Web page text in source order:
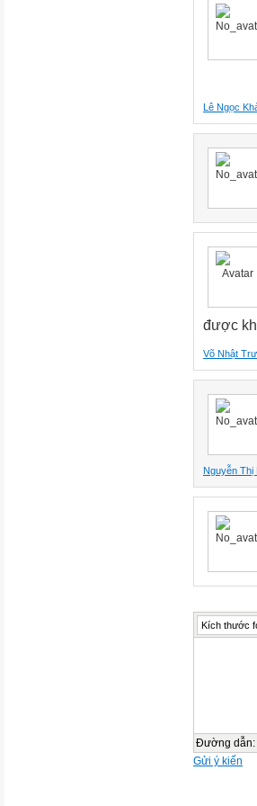
Lê Ngọc
được
Võ Nhật
Nguyễn Thị
Kích thước
Đường dẫn:
Gửi ý kiến